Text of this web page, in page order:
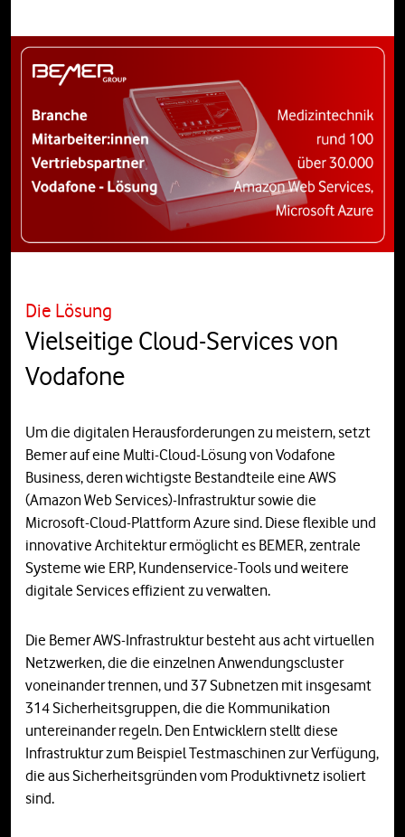
Die Lösung
Vielseitige Cloud-Services von
Vodafone
Um die digitalen Herausforderungen zu meistern, setzt
Bemer auf eine Multi-Cloud-Lösung von Vodafone
Business, deren wichtigste Bestandteile eine AWS
(Amazon Web Services)-Infrastruktur sowie die
Microsoft-Cloud-Plattform Azure sind. Diese flexible und
innovative Architektur ermöglicht es BEMER, zentrale
Systeme wie ERP, Kundenservice-Tools und weitere
digitale Services effizient zu verwalten.
Die Bemer AWS-Infrastruktur besteht aus acht virtuellen
Netzwerken, die die einzelnen Anwendungscluster
voneinander trennen, und 37 Subnetzen mit insgesamt
314 Sicherheitsgruppen, die die Kommunikation
untereinander regeln. Den Entwicklern stellt diese
Infrastruktur zum Beispiel Testmaschinen zur Verfügung,
die aus Sicherheitsgründen vom Produktivnetz isoliert
sind.